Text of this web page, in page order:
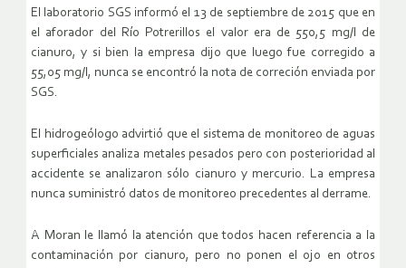
El laboratorio SGS informó el 13 de septiembre de 2015 que en
el aforador del Río Potrerillos el valor era de 550,5 mg/l de
cianuro, y si bien la empresa dijo que luego fue corregido a
55,05 mg/l, nunca se encontró la nota de correción enviada por
SGS.
El hidrogeólogo advirtió que el sistema de monitoreo de aguas
superficiales analiza metales pesados pero con posterioridad al
accidente se analizaron sólo cianuro y mercurio. La empresa
nunca suministró datos de monitoreo precedentes al derrame.
A Moran le llamó la atención que todos hacen referencia a la
contaminación por cianuro, pero no ponen el ojo en otros